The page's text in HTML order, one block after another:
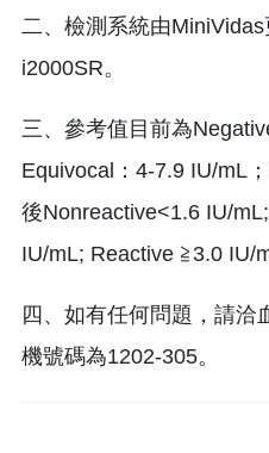
二、檢測系統由
i2000SR。
三、參考值目前為
Equivocal：4-7.9 IU/mL
後Nonreactive<1.6 IU/
IU/mL; Reactive ≧3.0 IU/
四、如有任何問題，請洽
機號碼為1202-305。